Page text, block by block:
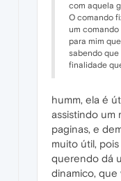
com aquela
O comando
um
para mim
sabendo que
finalidade
humm, ela é
assistindo um
paginas, e
muito útil,
querendo dá
dinamico, que